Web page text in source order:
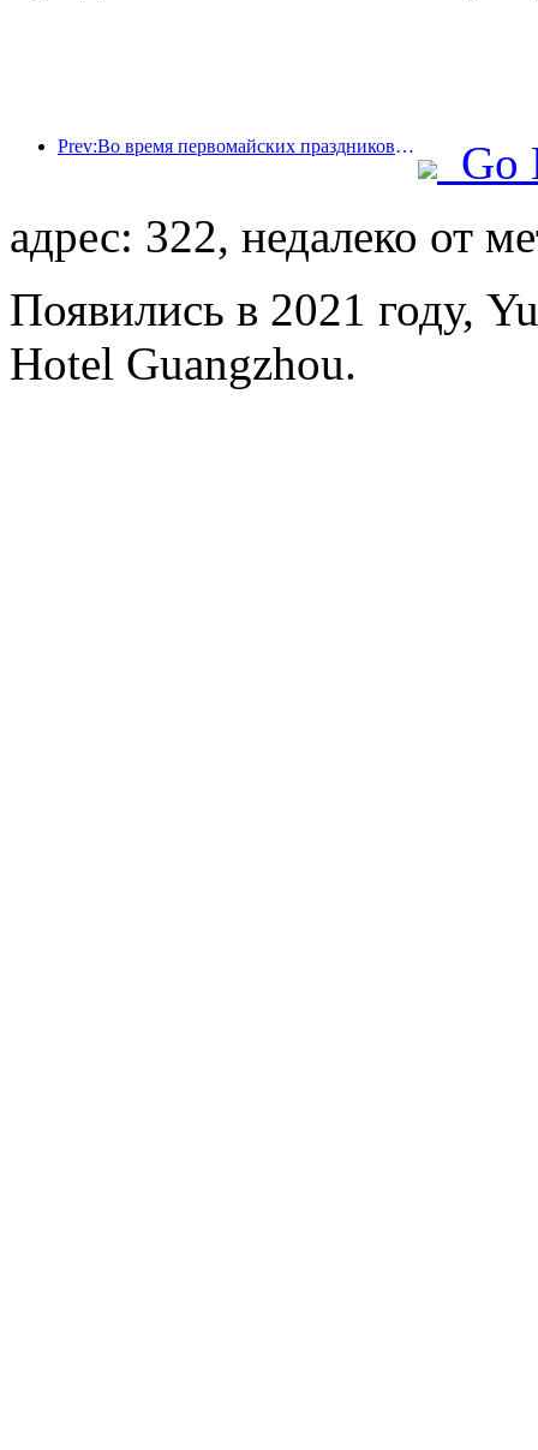
Prev:Во время первомайских праздников по железной дороге в дельте реки Янцзы было перевезено более 21,38 миллиона пассажиров.
Go
адрес: 322, недалеко от
Появились в 2021 году,
Hotel Guangzhou.